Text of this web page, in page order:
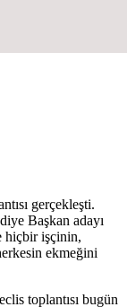
gerçekleşti.
Başkan adayı
hiçbir işçinin,
ekmeğini
toplantısı bugün